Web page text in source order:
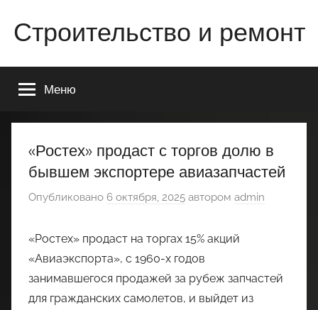
содержимому
Строительство и ремонт
строительстве
ремонте
Вашего
квартиры
Меню
«Ростех» продаст с торгов долю в
бывшем экспортере авиазапчастей
Опубликовано 6 октября, 2025 автором admin
«Ростех» продаст на торгах 15% акций
«Авиаэкспорта», с 1960-х годов
занимавшегося продажей за рубеж запчастей
для гражданских самолетов, и выйдет из